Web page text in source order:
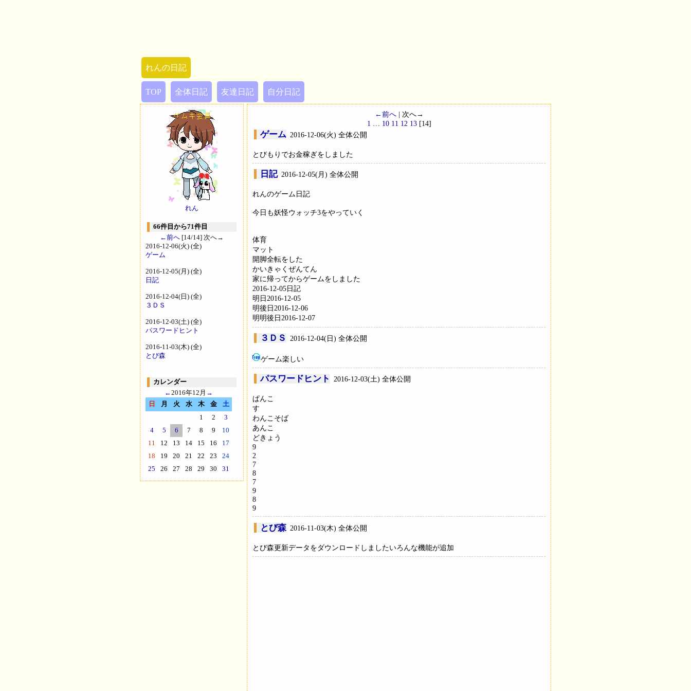
れんの日記
TOP 全体日記 友達日記 自分日記
←前へ| 次へ→
1
10 11 12 13[14]
ゲーム 2016-12-06(火) 全体公開
とびもりでお金稼ぎをしました
日記 2016-12-05(月) 全体公開
れんのゲーム日記
今日も妖怪ウォッチ3をやっていく
体育
マット
開脚全転をした
かいきゃくぜんてん
家に帰ってからゲームをしました
2016-12-05日記
明日2016-12-05
明後日2016-12-06
明明後日2016-12-07
３ＤＳ 2016-12-04(日) 全体公開
ゲーム楽しい
パスワードヒント 2016-12-03(土) 全体公開
ぱんこ
す
わんこそば
あんこ
どきょう
9
2
7
8
7
9
8
9
とび森 2016-11-03(木) 全体公開
とび森更新データをダウンロードしましたいろんな機能が追加
れん
66件目から71件目
←前へ [14/14] 次へ→
2016-12-06(火) (全)
ゲーム
2016-12-05(月) (全)
日記
2016-12-04(日) (全)
３ＤＳ
2016-12-03(土) (全)
パスワードヒント
2016-11-03(木) (全)
とび森
カレンダー
←2016年12月 →
日
月 火 水 木 金
土
1
2
3
4
5 6 7 8 9
10
11
12 13 14 15 16
17
18
19 20 21 22 23
24
25
26 27 28 29 30 31